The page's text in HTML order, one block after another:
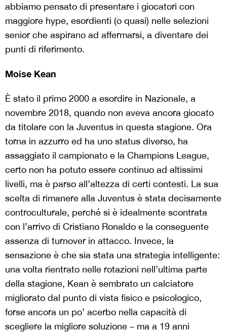
abbiamo pensato di presentare i giocatori con
maggiore hype, esordienti (o quasi) nelle selezioni
senior che aspirano ad affermarsi, a diventare dei
punti di riferimento.
Moise Kean
È stato il primo 2000 a esordire in Nazionale, a
novembre 2018, quando non aveva ancora giocato
da titolare con la Juventus in questa stagione. Ora
torna in azzurro ed ha uno status diverso, ha
assaggiato il campionato e la Champions League,
certo non ha potuto essere continuo ad altissimi
livelli, ma è parso all’altezza di certi contesti. La sua
scelta di rimanere alla Juventus è stata decisamente
controculturale, perché si è idealmente scontrata
con l’arrivo di Cristiano Ronaldo e la conseguente
assenza di turnover in attacco. Invece, la
sensazione è che sia stata una strategia intelligente:
una volta rientrato nelle rotazioni nell’ultima parte
della stagione, Kean è sembrato un calciatore
migliorato dal punto di vista fisico e psicologico,
forse ancora un po’ acerbo nella capacità di
scegliere la migliore soluzione – ma a 19 anni